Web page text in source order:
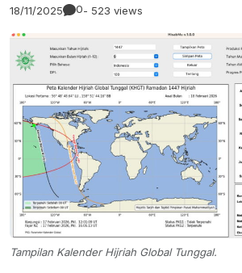
18/11/2025 0- 523 views
Tampilan Kalender Hijriah Global Tunggal.